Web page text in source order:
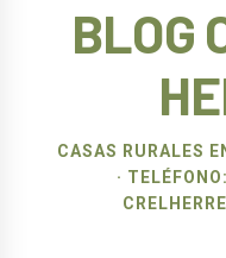
BLOG
CASAS RURALES
·